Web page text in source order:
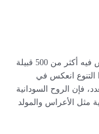
السودان بلد متعدد الأعراق واللغات، حيث تعيش فيه أكثر من 500 قبيلة
لغة ولهجة. هذا التنوع انعكس في
فإن الروح السودانية
مثل الأعراس والمولد